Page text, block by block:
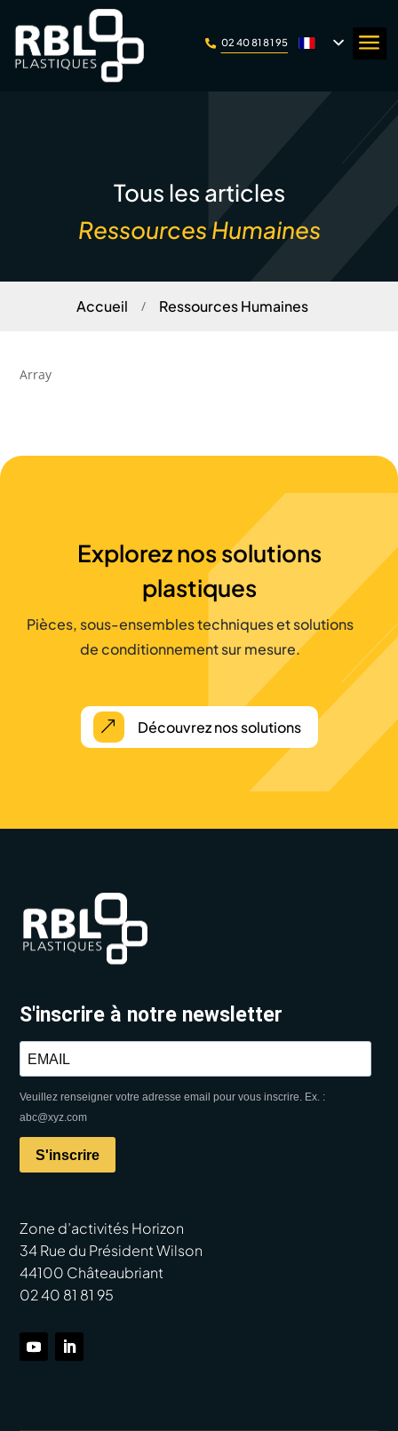
Panneau de gestion des cookies
 02 40 81 81 95 a
Tous les articles
Ressources Humaines
Accueil / Ressources Humaines
Array
Explorez nos solutions
plastiques
Pièces, sous-ensembles techniques et solutions
de conditionnement sur mesure.
& Découvrez nos solutions
S'inscrire à notre newsletter
Veuillez renseigner votre adresse email pour vous inscrire. Ex. :
abc@xyz.com
S'inscrire
Zone d’activités Horizon
34 Rue du Président Wilson
44100 Châteaubriant
02 40 81 81 95